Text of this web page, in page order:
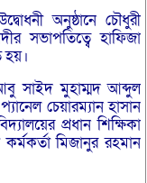
অনুষ্ঠানে চৌধুরী
সভাপতিত্বে হাফিজা
হয়।
সাইদ মুহাম্মদ আব্দুল
চেয়ারম্যান হাসান
প্রধান শিক্ষিকা
মিজানুর রহমান